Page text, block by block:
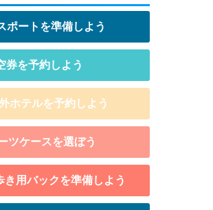
。 結論から言うと「これまでの海
ードアップさせるクレカ」それが
ポートを準備しよう
券を予約しよう
ホテルを予約しよう
ツケースを選ぼう
き用バックを準備しよう